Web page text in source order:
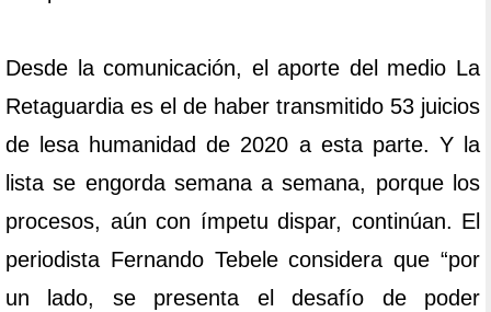
Desde la comunicación, el aporte del medio La
Retaguardia es el de haber transmitido 53 juicios
de lesa humanidad de 2020 a esta parte. Y la
lista se engorda semana a semana, porque los
procesos, aún con ímpetu dispar, continúan. El
periodista Fernando Tebele considera que “por
un lado, se presenta el desafío de poder